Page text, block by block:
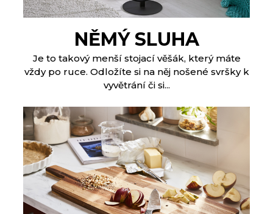
NĚMÝ SLUHA
Je to takový menší stojací věšák, který máte
vždy po ruce. Odložíte si na něj nošené svršky k
vyvětrání či si...